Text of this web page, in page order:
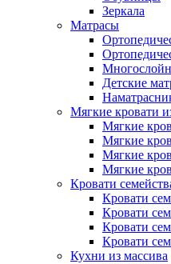
Зеркала
Матрасы
Детские
Мягкие кровати
Мягкие
Мягкие
Мягкие
Мягкие
Кровати
Кровати
Кровати
Кровати
Кровати
Кухни из массива